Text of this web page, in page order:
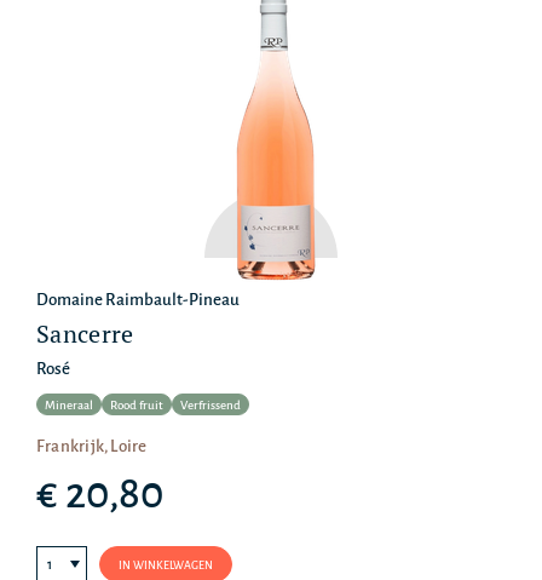
Domaine Raimbault-Pineau
Sancerre
Rosé
Mineraal Rood fruit Verfrissend
Frankrijk, Loire
€ 20,80
IN WINKELWAGEN